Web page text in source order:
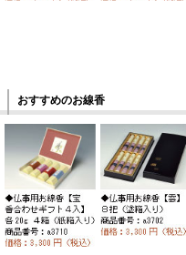
おすすめのお線香